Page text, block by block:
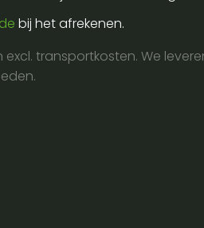
bij het afrekenen.
excl. transportkosten. We